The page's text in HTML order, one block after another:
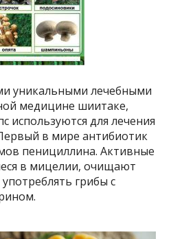
уникальными лечебными
медицине шиитаке,
используются для лечения
в мире антибиотик
пенициллина. Активные
в мицелии, очищают
грибы с